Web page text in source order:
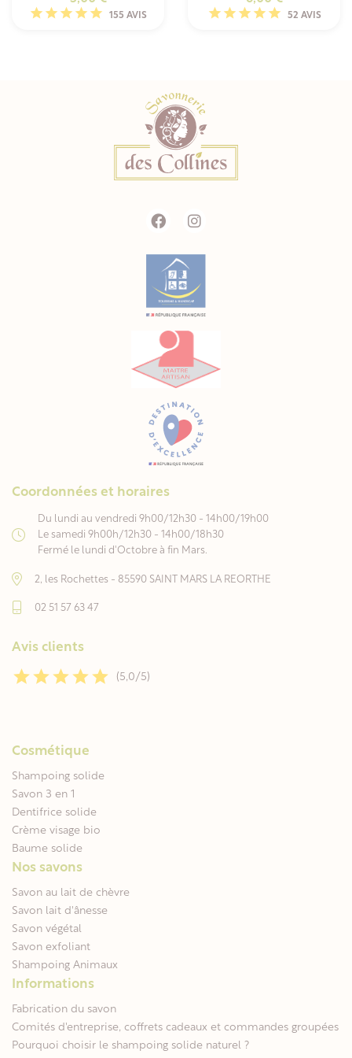
155 AVIS 52 AVIS
Coordonnées et horaires
Du lundi au vendredi 9h00/12h30 - 14h00/19h00
Le samedi 9h00h/12h30 - 14h00/18h30
Fermé le lundi d'Octobre à fin Mars.
2, les Rochettes - 85590 SAINT MARS LA REORTHE
02 51 57 63 47
Avis clients
(5,0/5)
Cosmétique
Shampoing solide
Savon 3 en 1
Dentifrice solide
Crème visage bio
Baume solide
Nos savons
Savon au lait de chèvre
Savon lait d'ânesse
Savon végétal
Savon exfoliant
Shampoing Animaux
Informations
Fabrication du savon
Comités d'entreprise, coffrets cadeaux et commandes groupées
Pourquoi choisir le shampoing solide naturel ?